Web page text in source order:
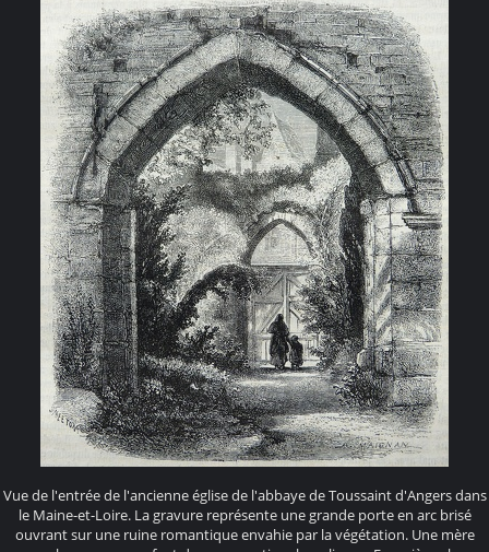
Vue de l'entrée de l'ancienne église de l'abbaye de Toussaint d'Angers dans
le Maine-et-Loire. La gravure représente une grande porte en arc brisé
ouvrant sur une ruine romantique envahie par la végétation. Une mère